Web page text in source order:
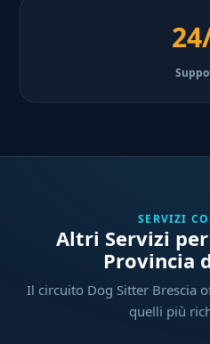
SERVIZI
Altri Servizi
Provincia
Il circuito Dog Sitter Brescia
quelli più